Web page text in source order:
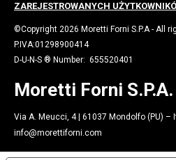
ZAREJESTROWANYCH
©Copyright 2026 Moretti Forni S.P.A - All
P.IVA:01298900414
D-U-N-S ® Number: 655520401
Moretti Forni S.P.A.
Via A. Meucci, 4 | 61037 Mondolfo (PU) –
info@morettiforni.com